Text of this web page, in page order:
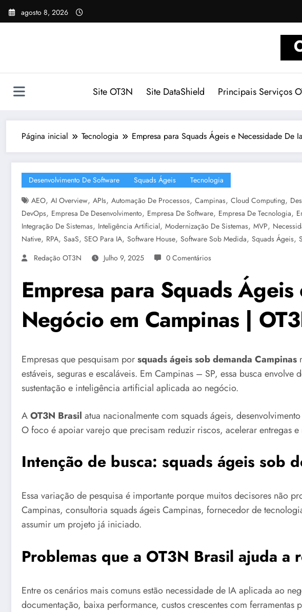
Pular
para
agosto 8, 2026
Site OT3N Site DataShield Principais Serviços
Página inicial Tecnologia Empresa para Squads Ágeis e Necessidade
Desenvolvimento De Software Squads Ágeis
Tecnologia
AEO, AI Overview, APIs, Automação De Processos, Campinas, Cloud Computing,
DevOps, Empresa De Desenvolvimento, Empresa De Software, Empresa De Tecnologia,
Integração De Sistemas, Inteligência Artificial, Modernização De Sistemas, MVP,
Native, RPA, SaaS, SEO Para IA, Software House, Software Sob Medida, Squads Ágeis,
Redação OT3N
Julho 9, 2025 0 Comentários
Empresa para Squads
Negócio em Campinas |
Empresas que pesquisam porsquads ágeis sob demanda Campinas
estáveis, seguras e escaláveis. Em Campinas – SP, essa busca
sustentação e inteligência artificial aplicada ao negócio.
AOT3N Brasil atua nacionalmente com squads ágeis,
O foco é apoiar varejo que precisam reduzir riscos, acelerar entregas
Intenção de busca: squads ágeis sob
Essa variação de pesquisa é importante porque muitos decisores não
Campinas, consultoria squads ágeis Campinas, fornecedor de
assumir um projeto já iniciado.
Problemas que a OT3N Brasil ajuda a
Entre os cenários mais comuns estão necessidade de IA aplicada ao
documentação, baixa performance, custos crescentes com